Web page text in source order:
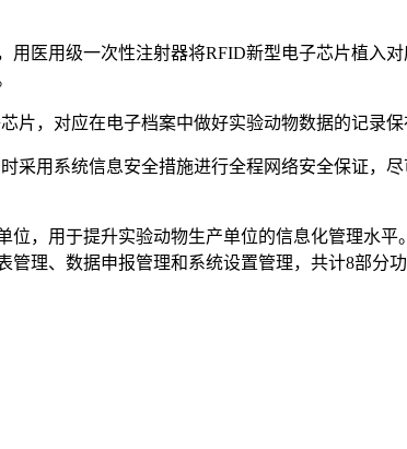
医用级一次性注射器将RFID新型电子芯片植入
片，对应在电子档案中做好实验动物数据的记录
采用系统信息安全措施进行全程网络安全保证，
，用于提升实验动物生产单位的信息化管理水
管理、数据申报管理和系统设置管理，共计8部分